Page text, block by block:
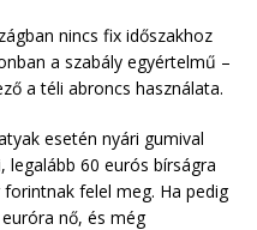
nincs fix időszakhoz
a szabály egyértelmű –
a téli abroncs használata.
esetén nyári gumival
legalább 60 eurós bírságra
felel meg. Ha pedig
nő, és még